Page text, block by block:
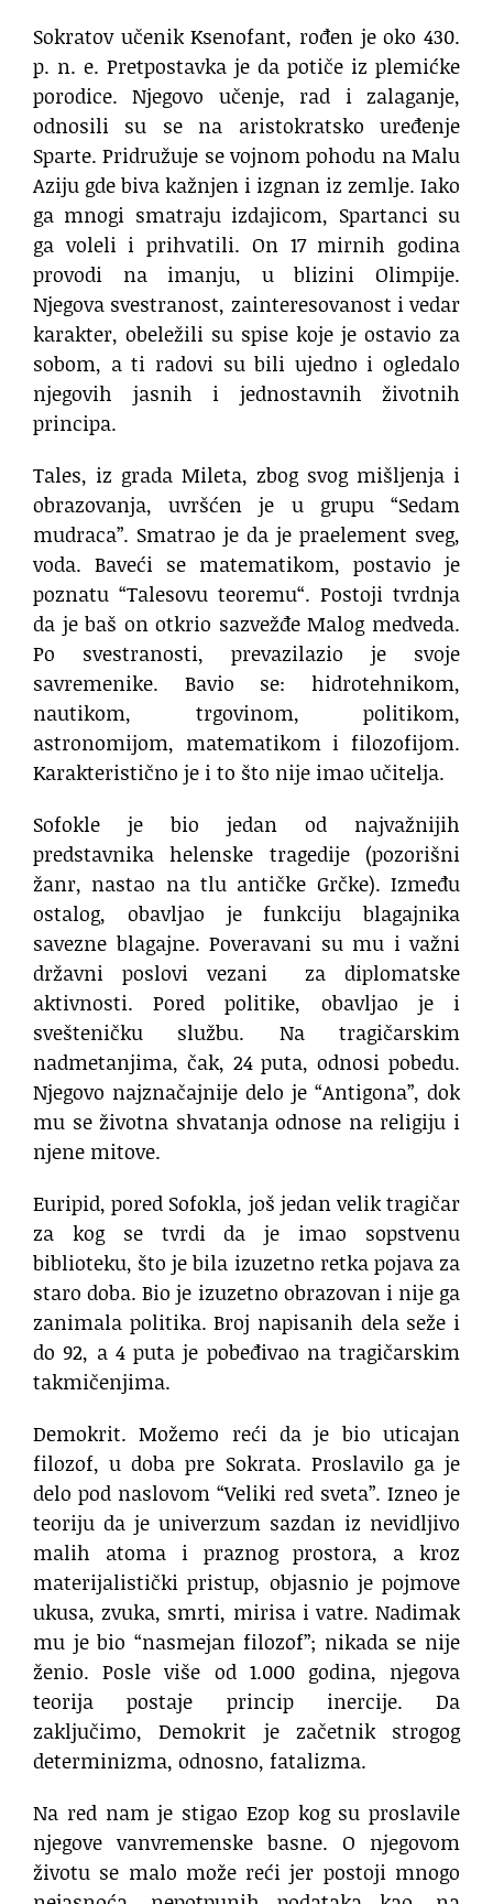
Sokratov učenik Ksenofant, rođen je oko 430.
p. n. e. Pretpostavka je da potiče iz plemićke
porodice. Njegovo učenje, rad i zalaganje,
odnosili su se na aristokratsko uređenje
Sparte. Pridružuje se vojnom pohodu na Malu
Aziju gde biva kažnjen i izgnan iz zemlje. Iako
ga mnogi smatraju izdajicom, Spartanci su
ga voleli i prihvatili. On 17 mirnih godina
provodi na imanju, u blizini Olimpije.
Njegova svestranost, zainteresovanost i vedar
karakter, obeležili su spise koje je ostavio za
sobom, a ti radovi su bili ujedno i ogledalo
njegovih jasnih i jednostavnih životnih
principa.
Tales, iz grada Mileta, zbog svog mišljenja i
obrazovanja, uvršćen je u grupu “Sedam
mudraca”. Smatrao je da je praelement sveg,
voda. Baveći se matematikom, postavio je
poznatu “Talesovu teoremu“. Postoji tvrdnja
da je baš on otkrio sazvežđe Malog medveda.
Po svestranosti, prevazilazio je svoje
savremenike. Bavio se: hidrotehnikom,
nautikom, trgovinom, politikom,
astronomijom, matematikom i filozofijom.
Karakteristično je i to što nije imao učitelja.
Sofokle je bio jedan od najvažnijih
predstavnika helenske tragedije (pozorišni
žanr, nastao na tlu antičke Grčke). Između
ostalog, obavljao je funkciju blagajnika
savezne blagajne. Poveravani su mu i važni
državni poslovi vezani za diplomatske
aktivnosti. Pored politike, obavljao je i
svešteničku službu. Na tragičarskim
nadmetanjima, čak, 24 puta, odnosi pobedu.
Njegovo najznačajnije delo je “Antigona”, dok
mu se životna shvatanja odnose na religiju i
njene mitove.
Euripid, pored Sofokla, još jedan velik tragičar
za kog se tvrdi da je imao sopstvenu
biblioteku, što je bila izuzetno retka pojava za
staro doba. Bio je izuzetno obrazovan i nije ga
zanimala politika. Broj napisanih dela seže i
do 92, a 4 puta je pobeđivao na tragičarskim
takmičenjima.
Demokrit. Možemo reći da je bio uticajan
filozof, u doba pre Sokrata. Proslavilo ga je
delo pod naslovom “Veliki red sveta”. Izneo je
teoriju da je univerzum sazdan iz nevidljivo
malih atoma i praznog prostora, a kroz
materijalistički pristup, objasnio je pojmove
ukusa, zvuka, smrti, mirisa i vatre. Nadimak
mu je bio “nasmejan filozof”; nikada se nije
ženio. Posle više od 1.000 godina, njegova
teorija postaje princip inercije. Da
zaključimo, Demokrit je začetnik strogog
determinizma, odnosno, fatalizma.
Na red nam je stigao Ezop kog su proslavile
njegove vanvremenske basne. O njegovom
životu se malo može reći jer postoji mnogo